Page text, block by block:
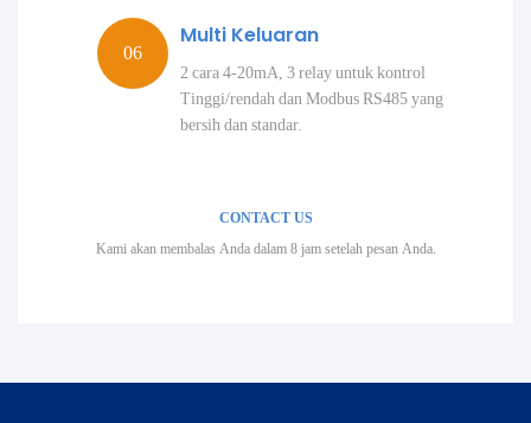
Multi Keluaran
2 cara 4-20mA, 3 relay untuk kontrol
Tinggi/rendah dan Modbus RS485 yang
bersih dan standar.
CONTACT US
Kami akan membalas Anda dalam 8 jam setelah pesan Anda.